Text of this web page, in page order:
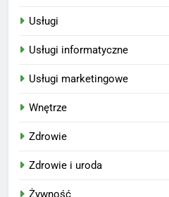
Usługi
Usługi informatyczne
Usługi marketingowe
Wnętrze
Zdrowie
Zdrowie i uroda
Żywność